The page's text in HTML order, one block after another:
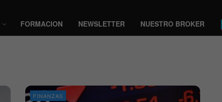
FORMACION NEWSLETTER NUESTRO BROKER
FINANZAS